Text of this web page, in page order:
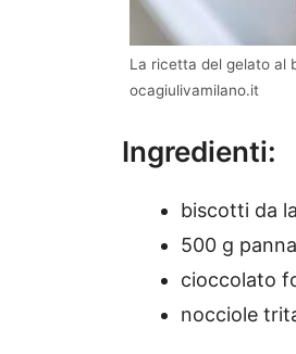
La ricetta del gelato al
ocagiulivamilano.it
Ingredienti:
biscotti da
500 g
cioccolato
nocciole